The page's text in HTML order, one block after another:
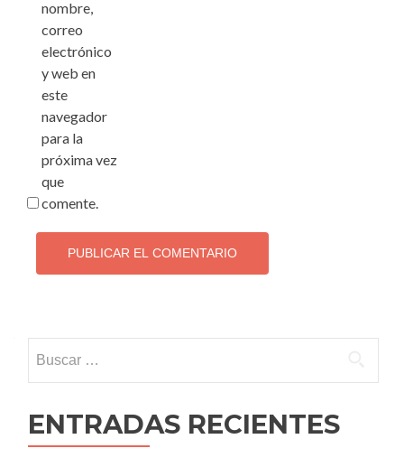
nombre,
correo
electrónico
y web en
este
navegador
para la
próxima vez
que
comente.
ENTRADAS RECIENTES